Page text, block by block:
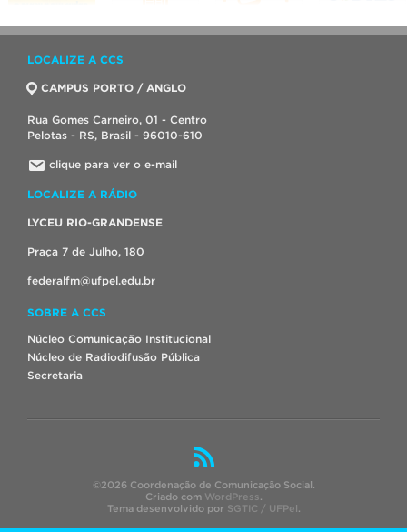
LOCALIZE A CCS
CAMPUS PORTO / ANGLO
Rua Gomes Carneiro, 01 - Centro
Pelotas - RS, Brasil - 96010-610
clique para ver o e-mail
LOCALIZE A RÁDIO
LYCEU RIO-GRANDENSE
Praça 7 de Julho, 180
federalfm@ufpel.edu.br
SOBRE A CCS
Núcleo Comunicação Institucional
Núcleo de Radiodifusão Pública
Secretaria
©2026 Coordenação de Comunicação Social.
Criado com WordPress.
Tema desenvolvido por SGTIC / UFPel.